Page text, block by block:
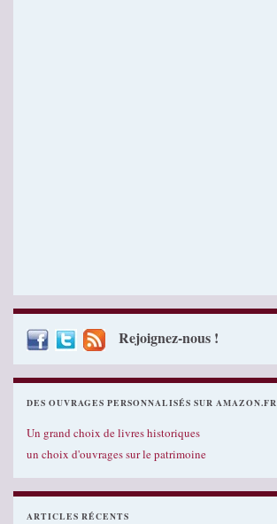
Rejoignez-nous !
DES OUVRAGES PERSONNALISÉS SUR AMAZON.FR
Un grand choix de livres historiques
un choix d'ouvrages sur le patrimoine
ARTICLES RÉCENTS